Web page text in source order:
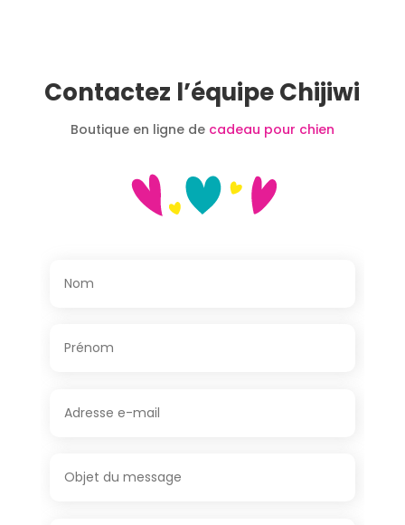
Contactez l’équipe Chijiwi
Boutique en ligne de cadeau pour chien